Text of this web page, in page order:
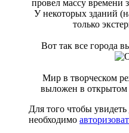
провел массу времени
У некоторых зданий
только
Вот так все города
Мир в творческом
выложен в открытом
Для того чтобы
необходимо